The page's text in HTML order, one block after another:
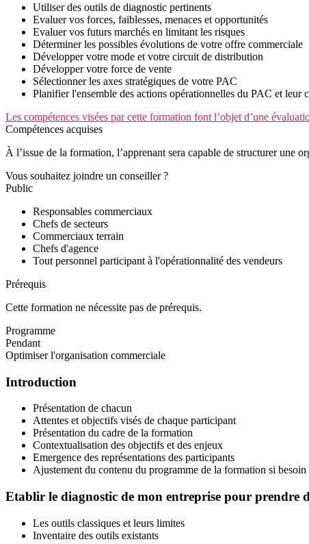
Utiliser des outils de diagnostic pertinents
Evaluer vos forces, faiblesses, menaces et opportunités
Evaluer vos futurs marchés en limitant les risques
Déterminer les possibles évolutions de votre offre commerciale
Développer votre mode et votre circuit de distribution
Développer votre force de vente
Sélectionner les axes stratégiques de votre PAC
Planifier l'ensemble des actions opérationnelles du PAC et leur
Les compétences visées par cette formation font l’objet d’une
Compétences acquises
À l’issue de la formation, l’apprenant sera capable de structurer une
Vous souhaitez joindre un conseiller ?
Public
Responsables commerciaux
Chefs de secteurs
Commerciaux terrain
Chefs d'agence
Tout personnel participant à l'opérationnalité des vendeurs
Prérequis
Cette formation ne nécessite pas de prérequis.
Programme
Pendant
Optimiser l'organisation commerciale
Introduction
Présentation de chacun
Attentes et objectifs visés de chaque participant
Présentation du cadre de la formation
Contextualisation des objectifs et des enjeux
Emergence des représentations des participants
Ajustement du contenu du programme de la formation si besoin
Etablir le diagnostic de mon entreprise pour prendre
Les outils classiques et leurs limites
Inventaire des outils existants